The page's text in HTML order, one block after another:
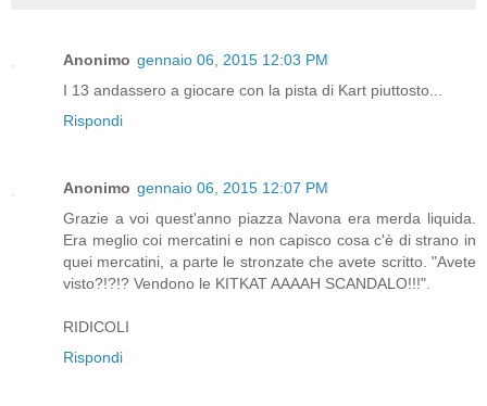
Anonimo gennaio 06, 2015 12:03 PM
I 13 andassero a giocare con la pista di Kart piuttosto...
Rispondi
Anonimo gennaio 06, 2015 12:07 PM
Grazie a voi quest'anno piazza Navona era merda liquida.
Era meglio coi mercatini e non capisco cosa c'è di strano in
quei mercatini, a parte le stronzate che avete scritto. "Avete
visto?!?!? Vendono le KITKAT AAAAH SCANDALO!!!".
RIDICOLI
Rispondi